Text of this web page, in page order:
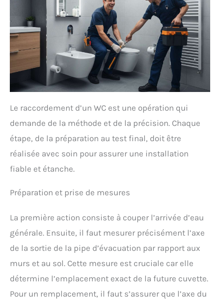
Le raccordement d’un WC est une opération qui
demande de la méthode et de la précision. Chaque
étape, de la préparation au test final, doit être
réalisée avec soin pour assurer une installation
fiable et étanche.
Préparation et prise de mesures
La première action consiste à couper l’arrivée d’eau
générale. Ensuite, il faut mesurer précisément l’axe
de la sortie de la pipe d’évacuation par rapport aux
murs et au sol. Cette mesure est cruciale car elle
détermine l’emplacement exact de la future cuvette.
Pour un remplacement, il faut s’assurer que l’axe du